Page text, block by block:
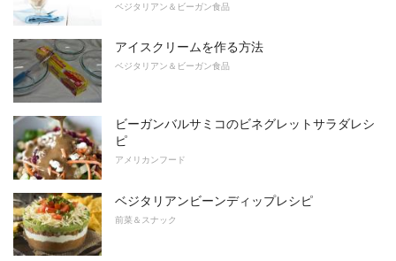
ベジタリアン＆ビーガン食品
アイスクリームを作る方法
ベジタリアン＆ビーガン食品
ビーガンバルサミコのビネグレットサラダレシ
ピ
アメリカンフード
ベジタリアンビーンディップレシピ
前菜＆スナック